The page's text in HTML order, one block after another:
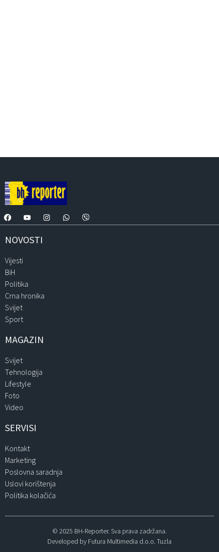
NOVOSTI
Vijesti
BiH
Politika
Crna hronika
Svijet
Sport
MAGAZIN
Svijet
Tehnologija
Lifestyle
Foto
Video
SERVISI
Kontakt
Marketing
Poslovna saradnja
Uslovi korištenja
Politika kolačića
© 2025 BH-Reporter. Sva prava zadržana.
Developed by Futura Multimedia d.o.o. Tuzla